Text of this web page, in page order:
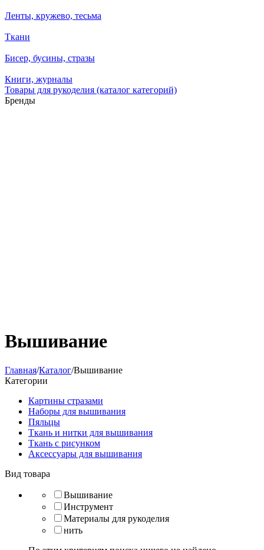
Ленты, кружево, тесьма
Ткани
Бисер, бусины, стразы
Книги, журналы
Товары для рукоделия (каталог категорий)
Бренды
Вышивание
Главная/Каталог/Вышивание
Категории
Картины стразами
Наборы для вышивания
Пяльцы
Ткань и нитки для вышивания
Ткань с рисунком
Аксессуары для вышивания
Вид товара
Вышивание
Инструмент
Материалы для рукоделия
нить